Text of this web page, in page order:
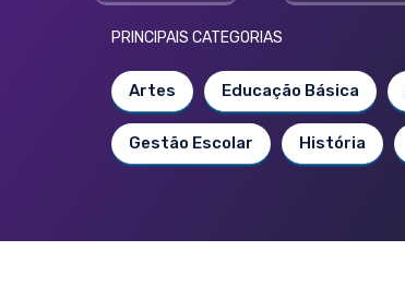
PRINCIPAIS CATEGORIAS
Artes Educação Básica
Gestão Escolar História